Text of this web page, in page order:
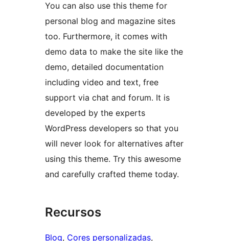
You can also use this theme for
personal blog and magazine sites
too. Furthermore, it comes with
demo data to make the site like the
demo, detailed documentation
including video and text, free
support via chat and forum. It is
developed by the experts
WordPress developers so that you
will never look for alternatives after
using this theme. Try this awesome
and carefully crafted theme today.
Recursos
Blog, Cores personalizadas